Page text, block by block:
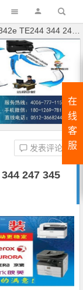
247 345打印机驱动软件安装
247 345
发表评论
在
线
客
服